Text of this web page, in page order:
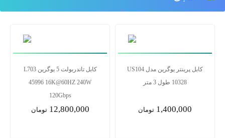
کابل تاندربولت 5 یوگرین L703
45996 16K@60HZ 240W
120Gbps
12,800,000 تومان
کابل پرینتر یوگرین مدل US104
10328 طول 3 متر
1,400,000 تومان